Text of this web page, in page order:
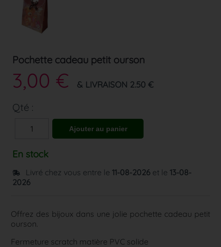
Pochette cadeau petit ourson
3,00 € & LIVRAISON 2.50 €
Qté :
En stock
Livré chez vous entre le11-08-2026 et le13-08-
2026
Offrez des bijoux dans une jolie pochette cadeau petit
ourson.
Fermeture scratch matière PVC solide